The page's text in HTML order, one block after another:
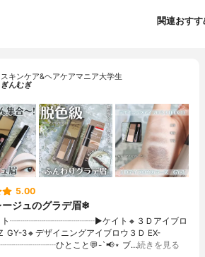
関連おす
スキンケア&ヘアケアマニア大学生
ぎんむぎ
5.00
ージュのグラデ眉❄
ト┈┈┈┈┈┈┈┈┈┈▶ケイト🔸３Ｄアイブロ
GY-3🔸デザイニングアイブロウ３Ｄ EX-
ひとこと💬-`📢⋆ ブ…続きを見る